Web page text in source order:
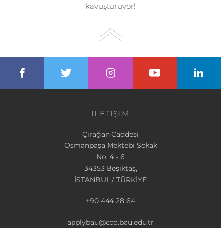
kavuşturuyor!
İLETİŞİM
Çırağan Caddesi
Osmanpaşa Mektebi Sokak
No: 4 - 6
34353 Beşiktaş,
İSTANBUL / TÜRKİYE
+90 444 28 64
applybau@cco.bau.edu.tr